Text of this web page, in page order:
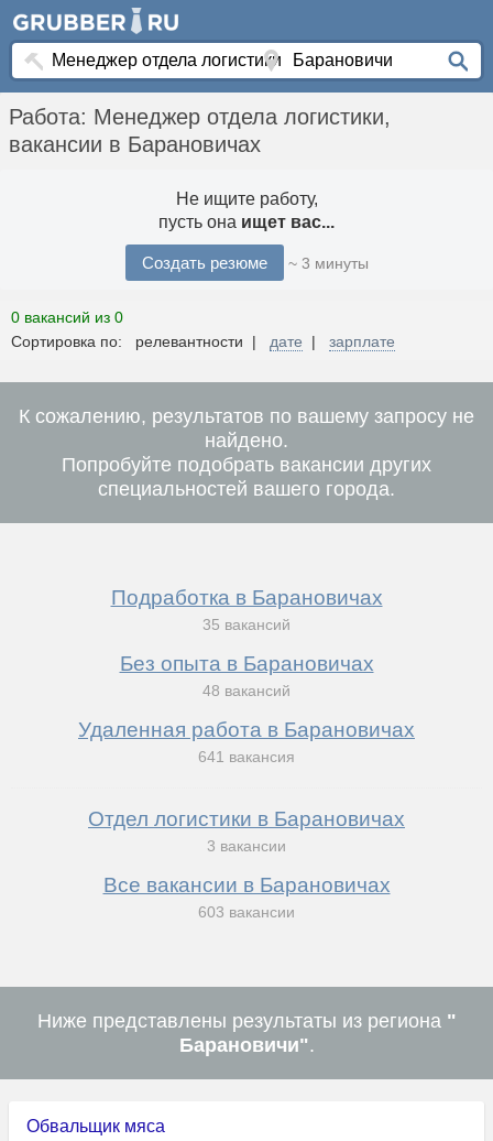
Работа: Менеджер отдела логистики,
вакансии в Барановичах
Не ищите работу,
пусть она ищет вас...
Создать резюме ~ 3 минуты
0 вакансий из 0
Сортировка по: релевантности | дате | зарплате
К сожалению, результатов по вашему запросу не
найдено.
Попробуйте подобрать вакансии других
специальностей вашего города.
Подработка в Барановичах
35 вакансий
Без опыта в Барановичах
48 вакансий
Удаленная работа в Барановичах
641 вакансия
Отдел логистики в Барановичах
3 вакансии
Все вакансии в Барановичах
603 вакансии
Ниже представлены результаты из региона "
Барановичи".
Обвальщик мяса